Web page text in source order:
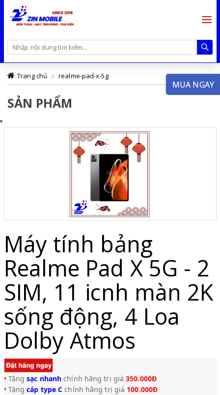
Trang chủ realme-pad-x-5g
SẢN PHẨM
Máy tính bảng
Realme Pad X 5G - 2
SIM, 11 icnh màn 2K
sống động, 4 Loa
Dolby Atmos
• Tặngsạc nhanh chính hãng trị giá350.000Đ
•Tặngcáp type C chính hãng trị giá 100.000Đ
MUA NGAY